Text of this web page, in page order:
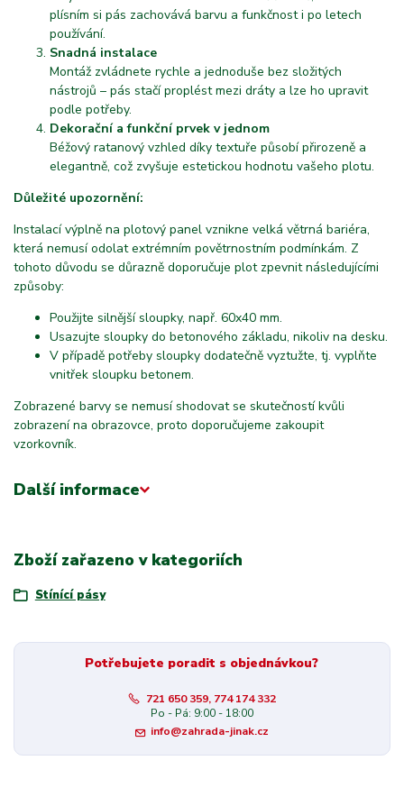
plísním si pás zachovává barvu a funkčnost i po letech
používání.
Snadná instalace
Montáž zvládnete rychle a jednoduše bez složitých
nástrojů – pás stačí proplést mezi dráty a lze ho upravit
podle potřeby.
Dekorační a funkční prvek v jednom
Béžový ratanový vzhled díky textuře působí přirozeně a
elegantně, což zvyšuje estetickou hodnotu vašeho plotu.
Důležité upozornění:
Instalací výplně na plotový panel vznikne velká větrná bariéra,
která nemusí odolat extrémním povětrnostním podmínkám. Z
tohoto důvodu se důrazně doporučuje plot zpevnit následujícími
způsoby:
Použijte silnější sloupky, např. 60x40 mm.
Usazujte sloupky do betonového základu, nikoliv na desku.
V případě potřeby sloupky dodatečně vyztužte, tj. vyplňte
vnitřek sloupku betonem.
Zobrazené barvy se nemusí shodovat se skutečností kvůli
zobrazení na obrazovce, proto doporučujeme zakoupit
vzorkovník.
Další informace
Zboží zařazeno v kategoriích
Stínící pásy
Potřebujete poradit s objednávkou?
721 650 359, 774 174 332
Po - Pá: 9:00 - 18:00
info@zahrada-jinak.cz